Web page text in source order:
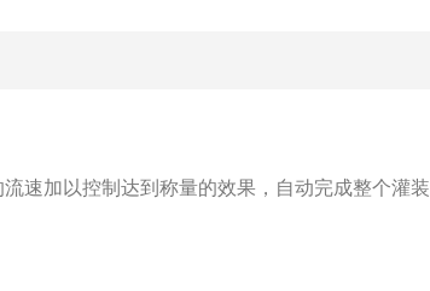
速加以控制达到称量的效果，自动完成整个灌装